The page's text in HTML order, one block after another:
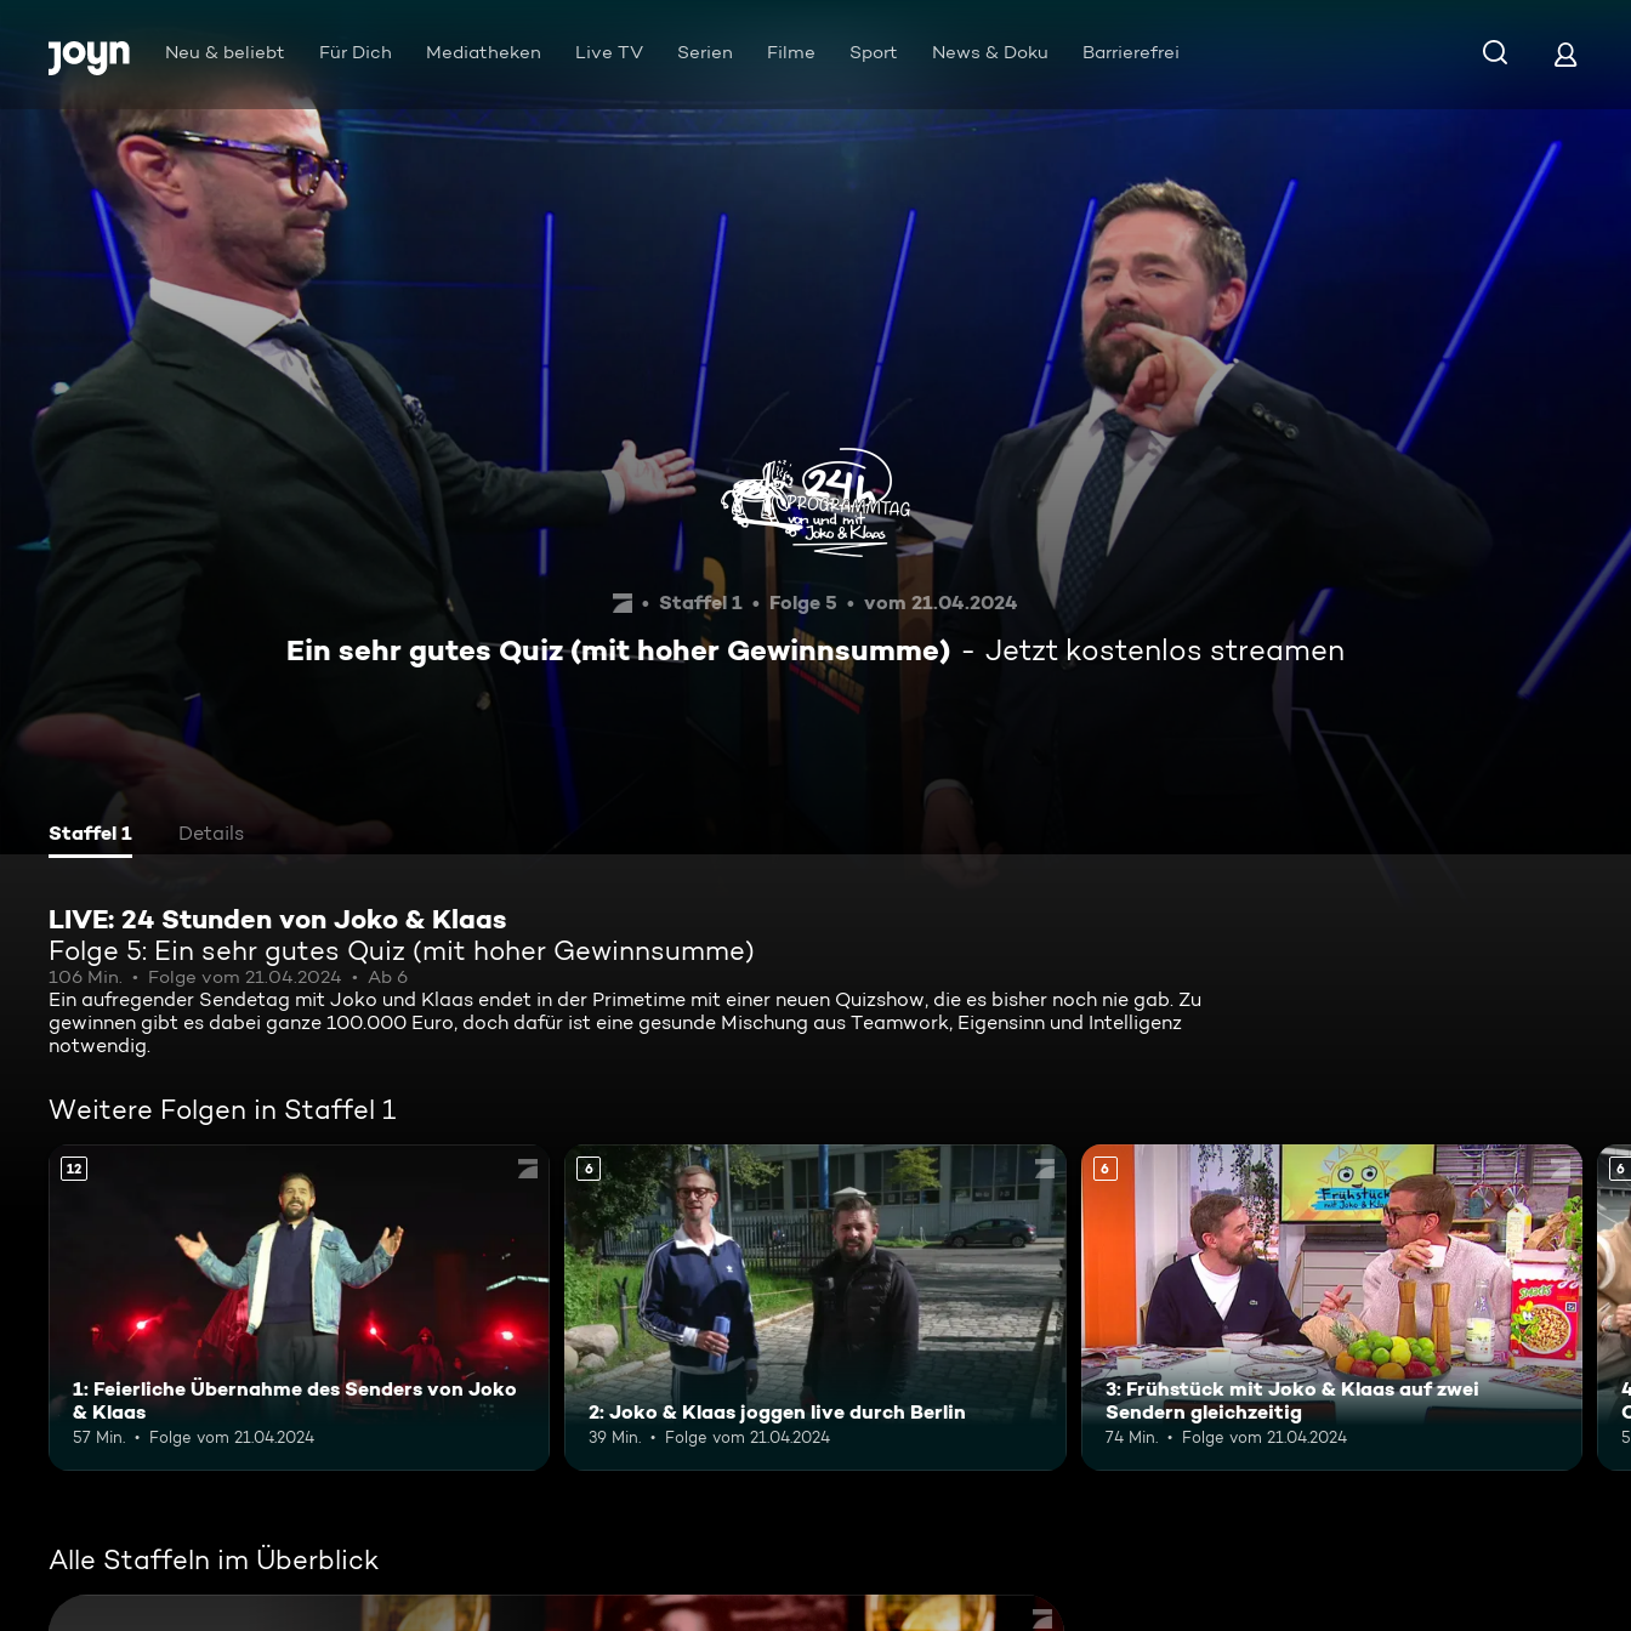
Zum Inhalt springen
Barrierefrei Neu & beliebt Für Dich Mediatheken Live TV Serien Filme Sport News & Doku Barrierefrei
Ein sehr gutes Quiz (mit hoher Gewinnsumme)
Staffel 1 Folge 5 vom 21.04.2024
Ein sehr gutes Quiz (mit hoher Gewinnsumme) Jetzt kostenlos streamen
Staffel 1 Details
LIVE: 24 Stunden von Joko & Klaas
Folge 5: Ein sehr gutes Quiz (mit hoher Gewinnsumme)
106 Min. Folge vom 21.04.2024 Ab 6
Ein aufregender Sendetag mit Joko und Klaas endet in der Primetime mit einer neuen Quizshow, die es bisher noch nie gab. Zu
gewinnen gibt es dabei ganze 100.000 Euro, doch dafür ist eine gesunde Mischung aus Teamwork, Eigensinn und Intelligenz
notwendig.
Weitere Folgen in Staffel 1
12
1: Feierliche Übernahme des Senders von Joko
& Klaas
57 Min. Folge vom 21.04.2024
6
2: Joko & Klaas joggen live durch Berlin
39 Min. Folge vom 21.04.2024
6
3: Frühstück mit Joko & Klaas auf zwei
Sendern gleichzeitig
74 Min. Folge vom 21.04.2024
6
Alle Staffeln im Überblick